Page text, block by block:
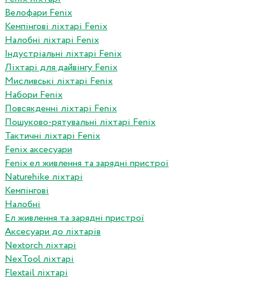
Велофари Fenix
Кемпінгові ліхтарі Fenix
Налобні ліхтарі Fenix
Індустріальні ліхтарі Fenix
Ліхтарі для дайвінгу Fenix
Мисливські ліхтарі Fenix
Набори Fenix
Повсякденні ліхтарі Fenix
Пошуково-рятувальні ліхтарі Fenix
Тактичні ліхтарі Fenix
Fenix аксесуари
Fenix ел живлення та зарядні пристрої
Naturehike ліхтарі
Кемпінгові
Налобні
Ел живлення та зарядні пристрої
Аксесуари до ліхтарів
Nextorch ліхтарі
NexTool ліхтарі
Flextail ліхтарі